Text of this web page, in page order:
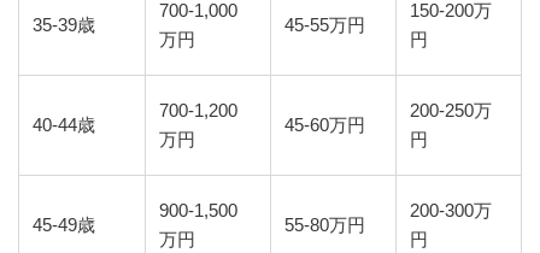
35-39歳
700-1,000
万円
45-55万円
150-200万
円
40-44歳
700-1,200
万円
45-60万円
200-250万
円
45-49歳
900-1,500
万円
55-80万円
200-300万
円